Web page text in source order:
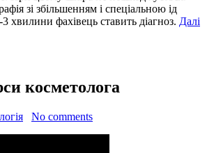
зі збільшенням і спеціальною ід
хвилини фахівець ставить діагноз. Далі
косметолога
No comments